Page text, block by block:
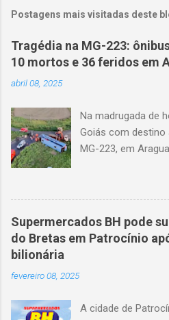
Postagens mais visitadas deste
Tragédia na MG-223:
10 mortos e 36 feridos em
abril 08, 2025
Na madrugada de
Goiás com destino
MG-223, em
volta das 3h40,
quando o
veículo,
capotou em uma
vítimas fatais, há
Supermercados BH pode
do Bretas em Patrocínio
bilionária
fevereiro 08, 2025
A cidade de